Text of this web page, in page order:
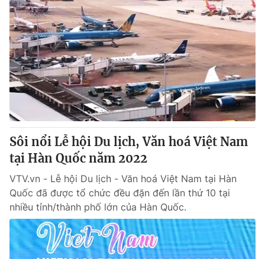
Sôi nổi Lễ hội Du lịch, Văn hoá Việt Nam
tại Hàn Quốc năm 2022
VTV.vn - Lễ hội Du lịch - Văn hoá Việt Nam tại Hàn
Quốc đã được tổ chức đều đặn đến lần thứ 10 tại
nhiều tỉnh/thành phố lớn của Hàn Quốc.